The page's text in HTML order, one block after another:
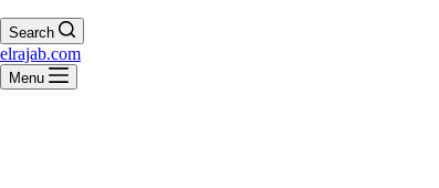
Search
elrajab.com
Menu